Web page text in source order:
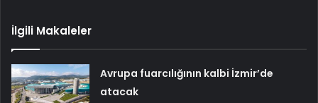
İlgili Makaleler
Avrupa fuarcılığının kalbi İzmir’de
atacak